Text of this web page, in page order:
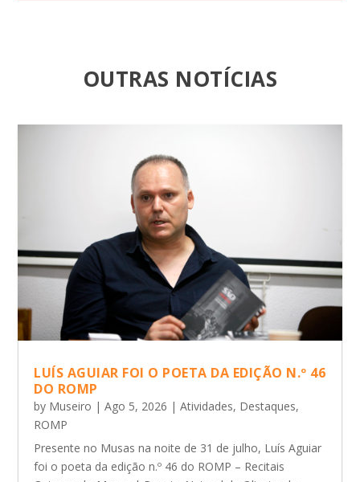
OUTRAS NOTÍCIAS
LUÍS AGUIAR FOI O POETA DA EDIÇÃO N.º 46
DO ROMP
by Museiro |Ago 5, 2026 |Atividades, Destaques,
ROMP
Presente no Musas na noite de 31 de julho, Luís Aguiar
foi o poeta da edição n.º 46 do ROMP – Recitais